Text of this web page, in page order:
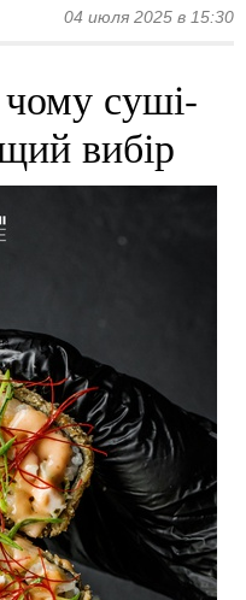
04 июля 2025 в 15:30
суші-
вибір